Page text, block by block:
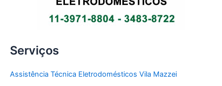
Serviços
Assistência Técnica Eletrodomésticos Vila Mazzei